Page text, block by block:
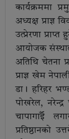
कार्यक्रममा
अध्यक्ष प्राज्ञ
उत्प्रेरणा
आयोजक
अतिथि चेतना
प्राज्ञ खेम
डा। हरिहर
पोखरेल, नरेन्द्र
चापागाईँ
प्रतिष्ठानको